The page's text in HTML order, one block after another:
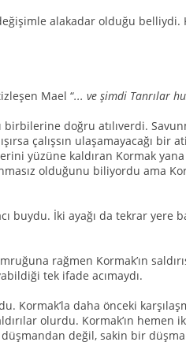
alakadar olduğu belliydi.
Mael “... ve şimdi Tanrılar
birbilerine doğru atılıverdi.
çalışsın ulaşamayacağı
yüzüne kaldıran Kormak
olduğunu biliyordu ama
buydu. İki ayağı da tekrar
rağmen Kormak’ın
tek ifade acımaydı.
Kormak’la daha önceki
olurdu. Kormak’ın hemen
değil, sakin bir